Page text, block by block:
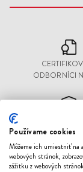
ODBORNÍCI
OBJEDNÁVOK
Používame cookies
Môžeme ich umiestniť na
webových stránok,
zážitku z webových